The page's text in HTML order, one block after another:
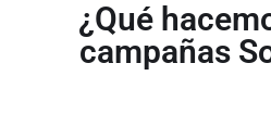
¿Qué
campañas